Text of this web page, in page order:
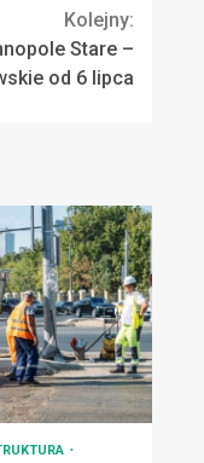
Kolejny:
Stare –
od 6 lipca